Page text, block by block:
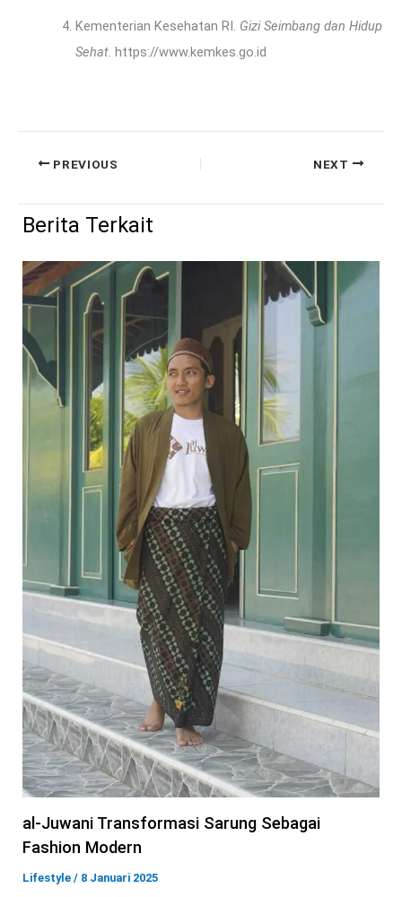
Kementerian Kesehatan RI. Gizi Seimbang dan Hidup
Sehat. https://www.kemkes.go.id
PREVIOUS NEXT
Berita Terkait
al-Juwani Transformasi Sarung Sebagai
Fashion Modern
Lifestyle / 8 Januari 2025